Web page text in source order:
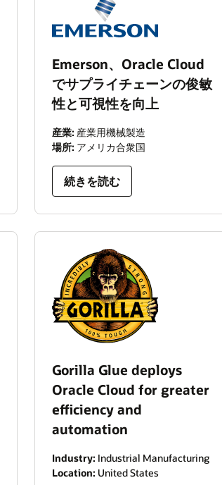
Emerson、Oracle Cloud
でサプライチェーンの俊敏
性と可視性を向上
産業: 産業用機械製造
場所: アメリカ合衆国
続きを読む
Gorilla Glue deploys
Oracle Cloud for greater
efficiency and
automation
Industry: Industrial Manufacturing
Location: United States